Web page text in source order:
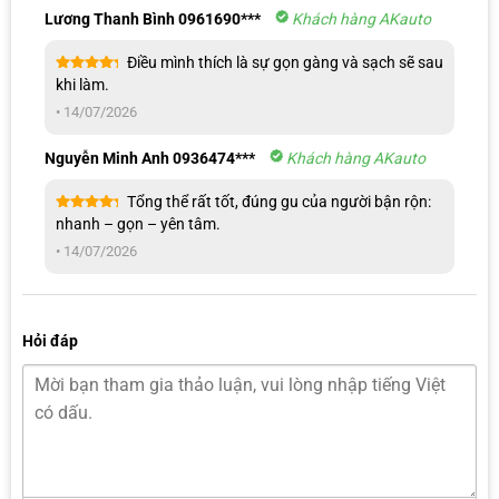
Đội ngũ chuyên viên chúng em sẽ liên hệ cho anh/chị ngay ạ!
Lương Thanh Bình 0961690*** Khách hàng AKauto
Được xếp
hạng55
sao
Điều mình thích là sự gọn gàng và sạch sẽ sau
khi làm.
• 14/07/2026
Nguyễn Minh Anh 0936474*** Khách hàng AKauto
Được xếp
hạng55
sao
Tổng thể rất tốt, đúng gu của người bận rộn:
nhanh – gọn – yên tâm.
• 14/07/2026
Hỏi đáp